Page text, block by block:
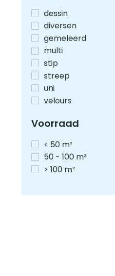
dessin
diversen
gemeleerd
multi
stip
streep
uni
velours
Voorraad
< 50 m²
50 - 100 m²
> 100 m²